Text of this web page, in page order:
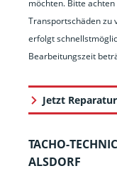
möchten. Bitte
Transportschäden zu
erfolgt
Bearbeitungszeit
Jetzt
TACHO-
ALSDORF